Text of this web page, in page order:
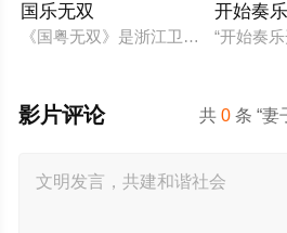
国乐无双
《国粤无双》是浙江卫视、中央宣
开始奏
“开始奏
共0 条 “妻
影片评论